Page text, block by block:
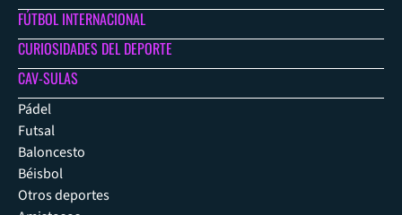
FÚTBOL INTERNACIONAL
CURIOSIDADES DEL DEPORTE
CAV-SULAS
Pádel
Futsal
Baloncesto
Béisbol
Otros deportes